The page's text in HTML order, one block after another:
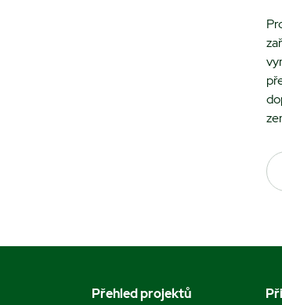
Přehled projektů